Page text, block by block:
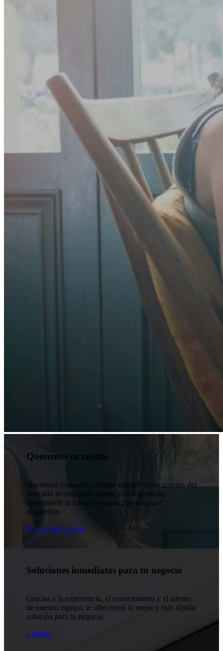
Queremos tu talento
Queremos compartir contigo nuestro conocimiento del
mercado tecnológico, digital y de ingeniería,
impulsando tu talento en cada proyecto que
emprendas.
Ofertas de empleo
Soluciones inmediatas para tu negocio
Gracias a la experiencia, el conocimiento y el talento
de nuestro equipo, te ofrecemos la mejor y más rápida
solución para tu negocio.
Clientes